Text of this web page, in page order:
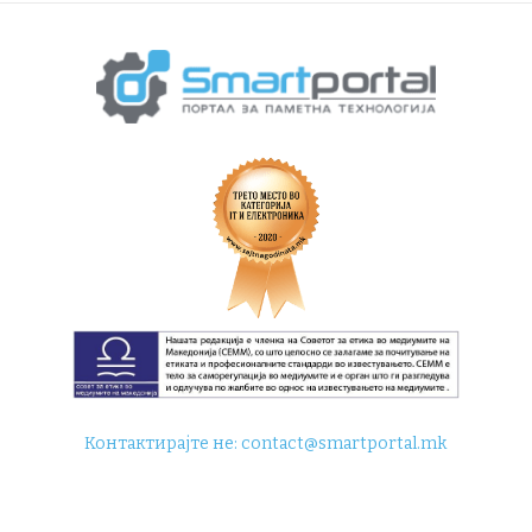
Контактирајте не:contact@smartportal.mk